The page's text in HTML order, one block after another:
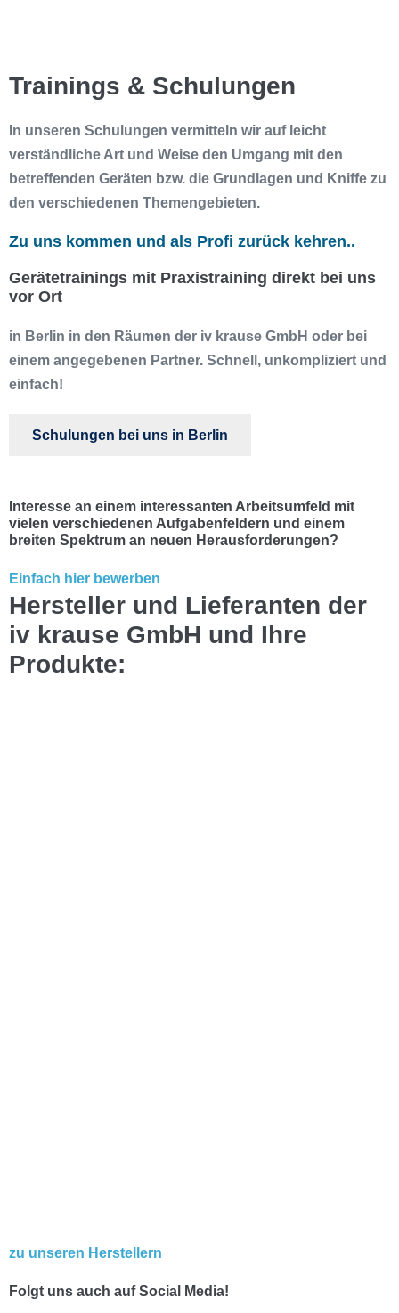
Trainings & Schulungen
In unseren Schulungen vermitteln wir auf leicht
verständliche Art und Weise den Umgang mit den
betreffenden Geräten bzw. die Grundlagen und Kniffe zu
den verschiedenen Themengebieten.
Zu uns kommen und als Profi zurück kehren..
Gerätetrainings mit Praxistraining direkt bei uns
vor Ort
in Berlin in den Räumen der iv krause GmbH oder bei
einem angegebenen Partner. Schnell, unkompliziert und
einfach!
Schulungen bei uns in Berlin
Interesse an einem interessanten Arbeitsumfeld mit
vielen verschiedenen Aufgabenfeldern und einem
breiten Spektrum an neuen Herausforderungen?
Einfach hier bewerben
Hersteller und Lieferanten der
iv krause GmbH und Ihre
Produkte:
zu unseren Herstellern
Folgt uns auch auf Social Media!